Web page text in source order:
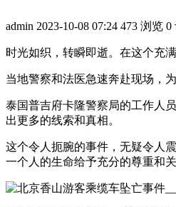
admin 2023-10-08 07:24 473 浏览 0
时光如织，转瞬即逝。在这个充
当地警察和法医急速奔赴现场，
泰国普吉府卡隆警察局的工作人
出更多的线索和真相。
这个令人扼腕的事件，无疑令人
一个人的生命给予充分的尊重和关